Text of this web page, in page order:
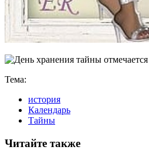
Тема:
история
Календарь
Тайны
Читайте также